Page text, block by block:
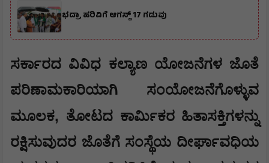
ಭದ್ರಾ ಹರಿವಿಗೆ ಆಗಸ್ಟ್ 17 ಗಡುವು
ಸರ್ಕಾರದ ವಿವಿಧ ಕಲ್ಯಾಣ ಯೋಜನೆಗಳ ಜೊತೆ
ಪರಿಣಾಮಕಾರಿಯಾಗಿ ಸಂಯೋಜನೆಗೊಳ್ಳುವ
ಮೂಲಕ, ತೋಟದ ಕಾರ್ಮಿಕರ ಹಿತಾಸಕ್ತಿಗಳನ್ನು
ರಕ್ಷಿಸುವುದರ ಜೊತೆಗೆ ಸಂಸ್ಥೆಯ ದೀರ್ಘಾವಧಿಯ